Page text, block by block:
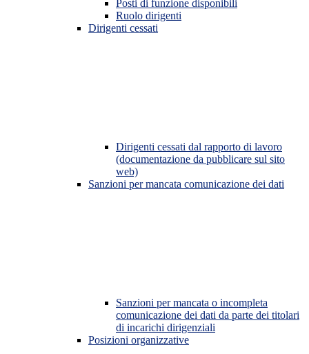
Posti di funzione disponibili
Ruolo dirigenti
Dirigenti cessati
Dirigenti cessati dal rapporto di lavoro
(documentazione da pubblicare sul sito
web)
Sanzioni per mancata comunicazione dei dati
Sanzioni per mancata o incompleta
comunicazione dei dati da parte dei titolari
di incarichi dirigenziali
Posizioni organizzative